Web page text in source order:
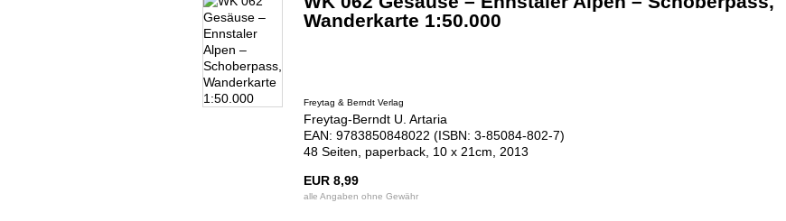
Wanderkarte 1:50.000
Freytag & Berndt Verlag
Freytag-Berndt U. Artaria
EAN: 9783850848022 (ISBN: 3-85084-802-7)
48 Seiten, paperback, 10 x 21cm, 2013
EUR 8,99
alle Angaben ohne Gewähr